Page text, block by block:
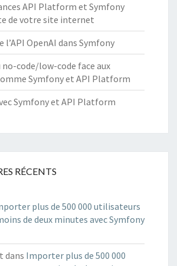
API Platform et Symfony
de votre site internet
OpenAI dans Symfony
code/low-code face aux
Symfony et API Platform
Symfony et API Platform
RÉCENTS
plus de 500 000 utilisateurs
de deux minutes avec Symfony
dans Importer plus de 500 000